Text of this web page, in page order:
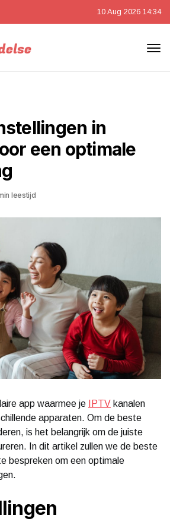
10 Aug 2026 14:34
in
een optimale
leestijd
app waarmee je IPTV kanalen
apparaten. Om de beste
is het belangrijk om de juiste
In dit artikel zullen we de beste
bespreken om een optimale